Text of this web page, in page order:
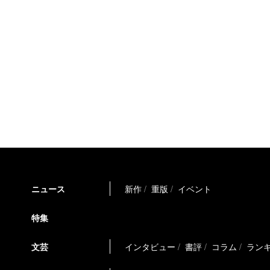
ニュース 新作 重版 イベント
特集
文芸 インタビュー 書評 コラム ラン